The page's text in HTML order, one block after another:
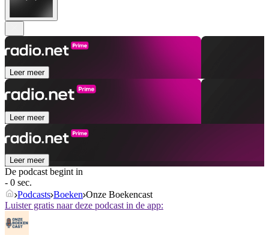
Leer meer
Leer meer
Leer meer
De podcast begint in
- 0 sec.
Podcasts Boeken Onze Boekencast
Luister gratis naar deze podcast in de app: